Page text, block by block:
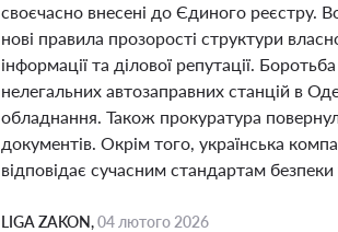
своєчасно внесені до Єдиного реєстру.
нові правила прозорості структури
інформації та ділової репутації.
нелегальних автозаправних станцій в
обладнання. Також прокуратура
документів. Окрім того, українська
відповідає сучасним стандартам безпеки
LIGA ZAKON,04 лютого 2026